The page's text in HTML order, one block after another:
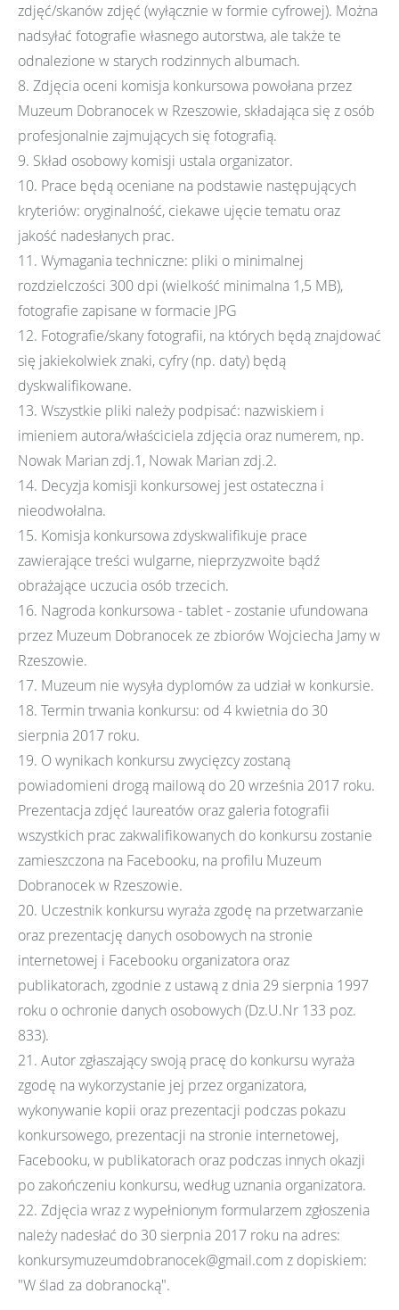
zdjęć/skanów zdjęć (wyłącznie w formie cyfrowej). Można
nadsyłać fotografie własnego autorstwa, ale także te
odnalezione w starych rodzinnych albumach.
8. Zdjęcia oceni komisja konkursowa powołana przez
Muzeum Dobranocek w Rzeszowie, składająca się z osób
profesjonalnie zajmujących się fotografią.
9. Skład osobowy komisji ustala organizator.
10. Prace będą oceniane na podstawie następujących
kryteriów: oryginalność, ciekawe ujęcie tematu oraz
jakość nadesłanych prac.
11. Wymagania techniczne: pliki o minimalnej
rozdzielczości 300 dpi (wielkość minimalna 1,5 MB),
fotografie zapisane w formacie JPG
12. Fotografie/skany fotografii, na których będą znajdować
się jakiekolwiek znaki, cyfry (np. daty) będą
dyskwalifikowane.
13. Wszystkie pliki należy podpisać: nazwiskiem i
imieniem autora/właściciela zdjęcia oraz numerem, np.
Nowak Marian zdj.1, Nowak Marian zdj.2.
14. Decyzja komisji konkursowej jest ostateczna i
nieodwołalna.
15. Komisja konkursowa zdyskwalifikuje prace
zawierające treści wulgarne, nieprzyzwoite bądź
obrażające uczucia osób trzecich.
16. Nagroda konkursowa - tablet - zostanie ufundowana
przez Muzeum Dobranocek ze zbiorów Wojciecha Jamy w
Rzeszowie.
17. Muzeum nie wysyła dyplomów za udział w konkursie.
18. Termin trwania konkursu: od 4 kwietnia do 30
sierpnia 2017 roku.
19. O wynikach konkursu zwycięzcy zostaną
powiadomieni drogą mailową do 20 września 2017 roku.
Prezentacja zdjęć laureatów oraz galeria fotografii
wszystkich prac zakwalifikowanych do konkursu zostanie
zamieszczona na Facebooku, na profilu Muzeum
Dobranocek w Rzeszowie.
20. Uczestnik konkursu wyraża zgodę na przetwarzanie
oraz prezentację danych osobowych na stronie
internetowej i Facebooku organizatora oraz
publikatorach, zgodnie z ustawą z dnia 29 sierpnia 1997
roku o ochronie danych osobowych (Dz.U.Nr 133 poz.
833).
21. Autor zgłaszający swoją pracę do konkursu wyraża
zgodę na wykorzystanie jej przez organizatora,
wykonywanie kopii oraz prezentacji podczas pokazu
konkursowego, prezentacji na stronie internetowej,
Facebooku, w publikatorach oraz podczas innych okazji
po zakończeniu konkursu, według uznania organizatora.
22. Zdjęcia wraz z wypełnionym formularzem zgłoszenia
należy nadesłać do 30 sierpnia 2017 roku na adres:
konkursymuzeumdobranocek@gmail.com z dopiskiem:
"W ślad za dobranocką".